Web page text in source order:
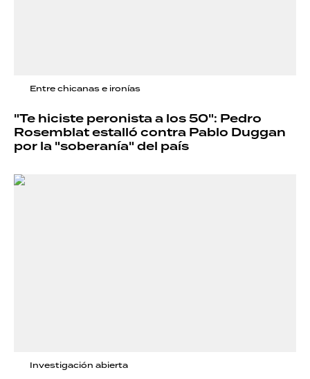
Entre chicanas e ironías
"Te hiciste peronista a los 50": Pedro
Rosemblat estalló contra Pablo Duggan
por la "soberanía" del país
Investigación abierta